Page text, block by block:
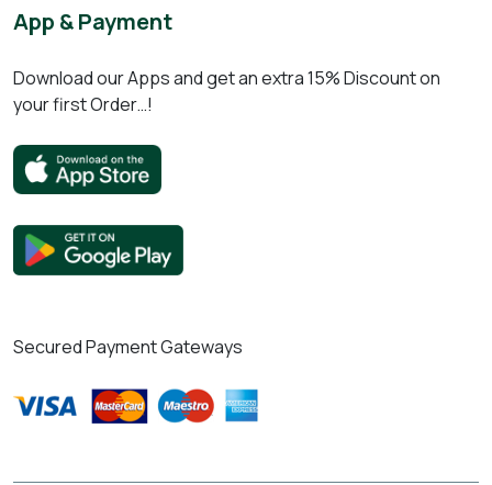
App & Payment
Download our Apps and get an extra 15% Discount on
your first Order…!
Secured Payment Gateways